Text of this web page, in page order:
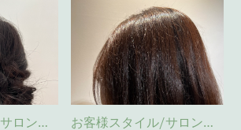
お客様スタイル/サロンワーク(与野) お客様スタイル/サロンワーク(与野)